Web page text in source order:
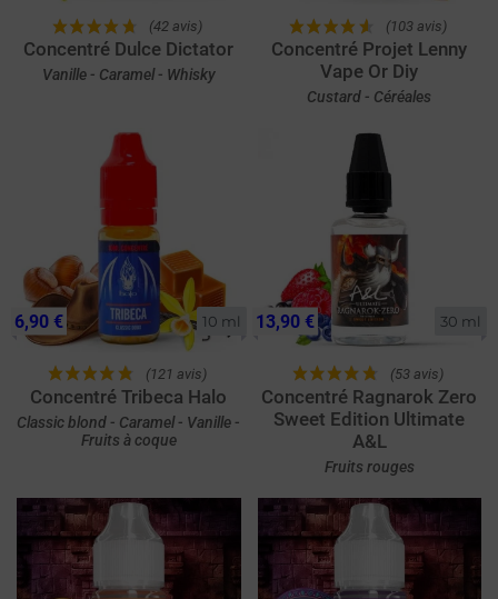
(42 avis)
Concentré Dulce Dictator
Vanille - Caramel - Whisky
(103 avis)
Concentré Projet Lenny
Vape Or Diy
Custard - Céréales
10 ml
(121 avis)
Concentré Tribeca Halo
Classic blond - Caramel - Vanille -
Fruits à coque
6,90 € 30 ml
(53 avis)
Concentré Ragnarok Zero
Sweet Edition Ultimate
A&L
Fruits rouges
13,90 €